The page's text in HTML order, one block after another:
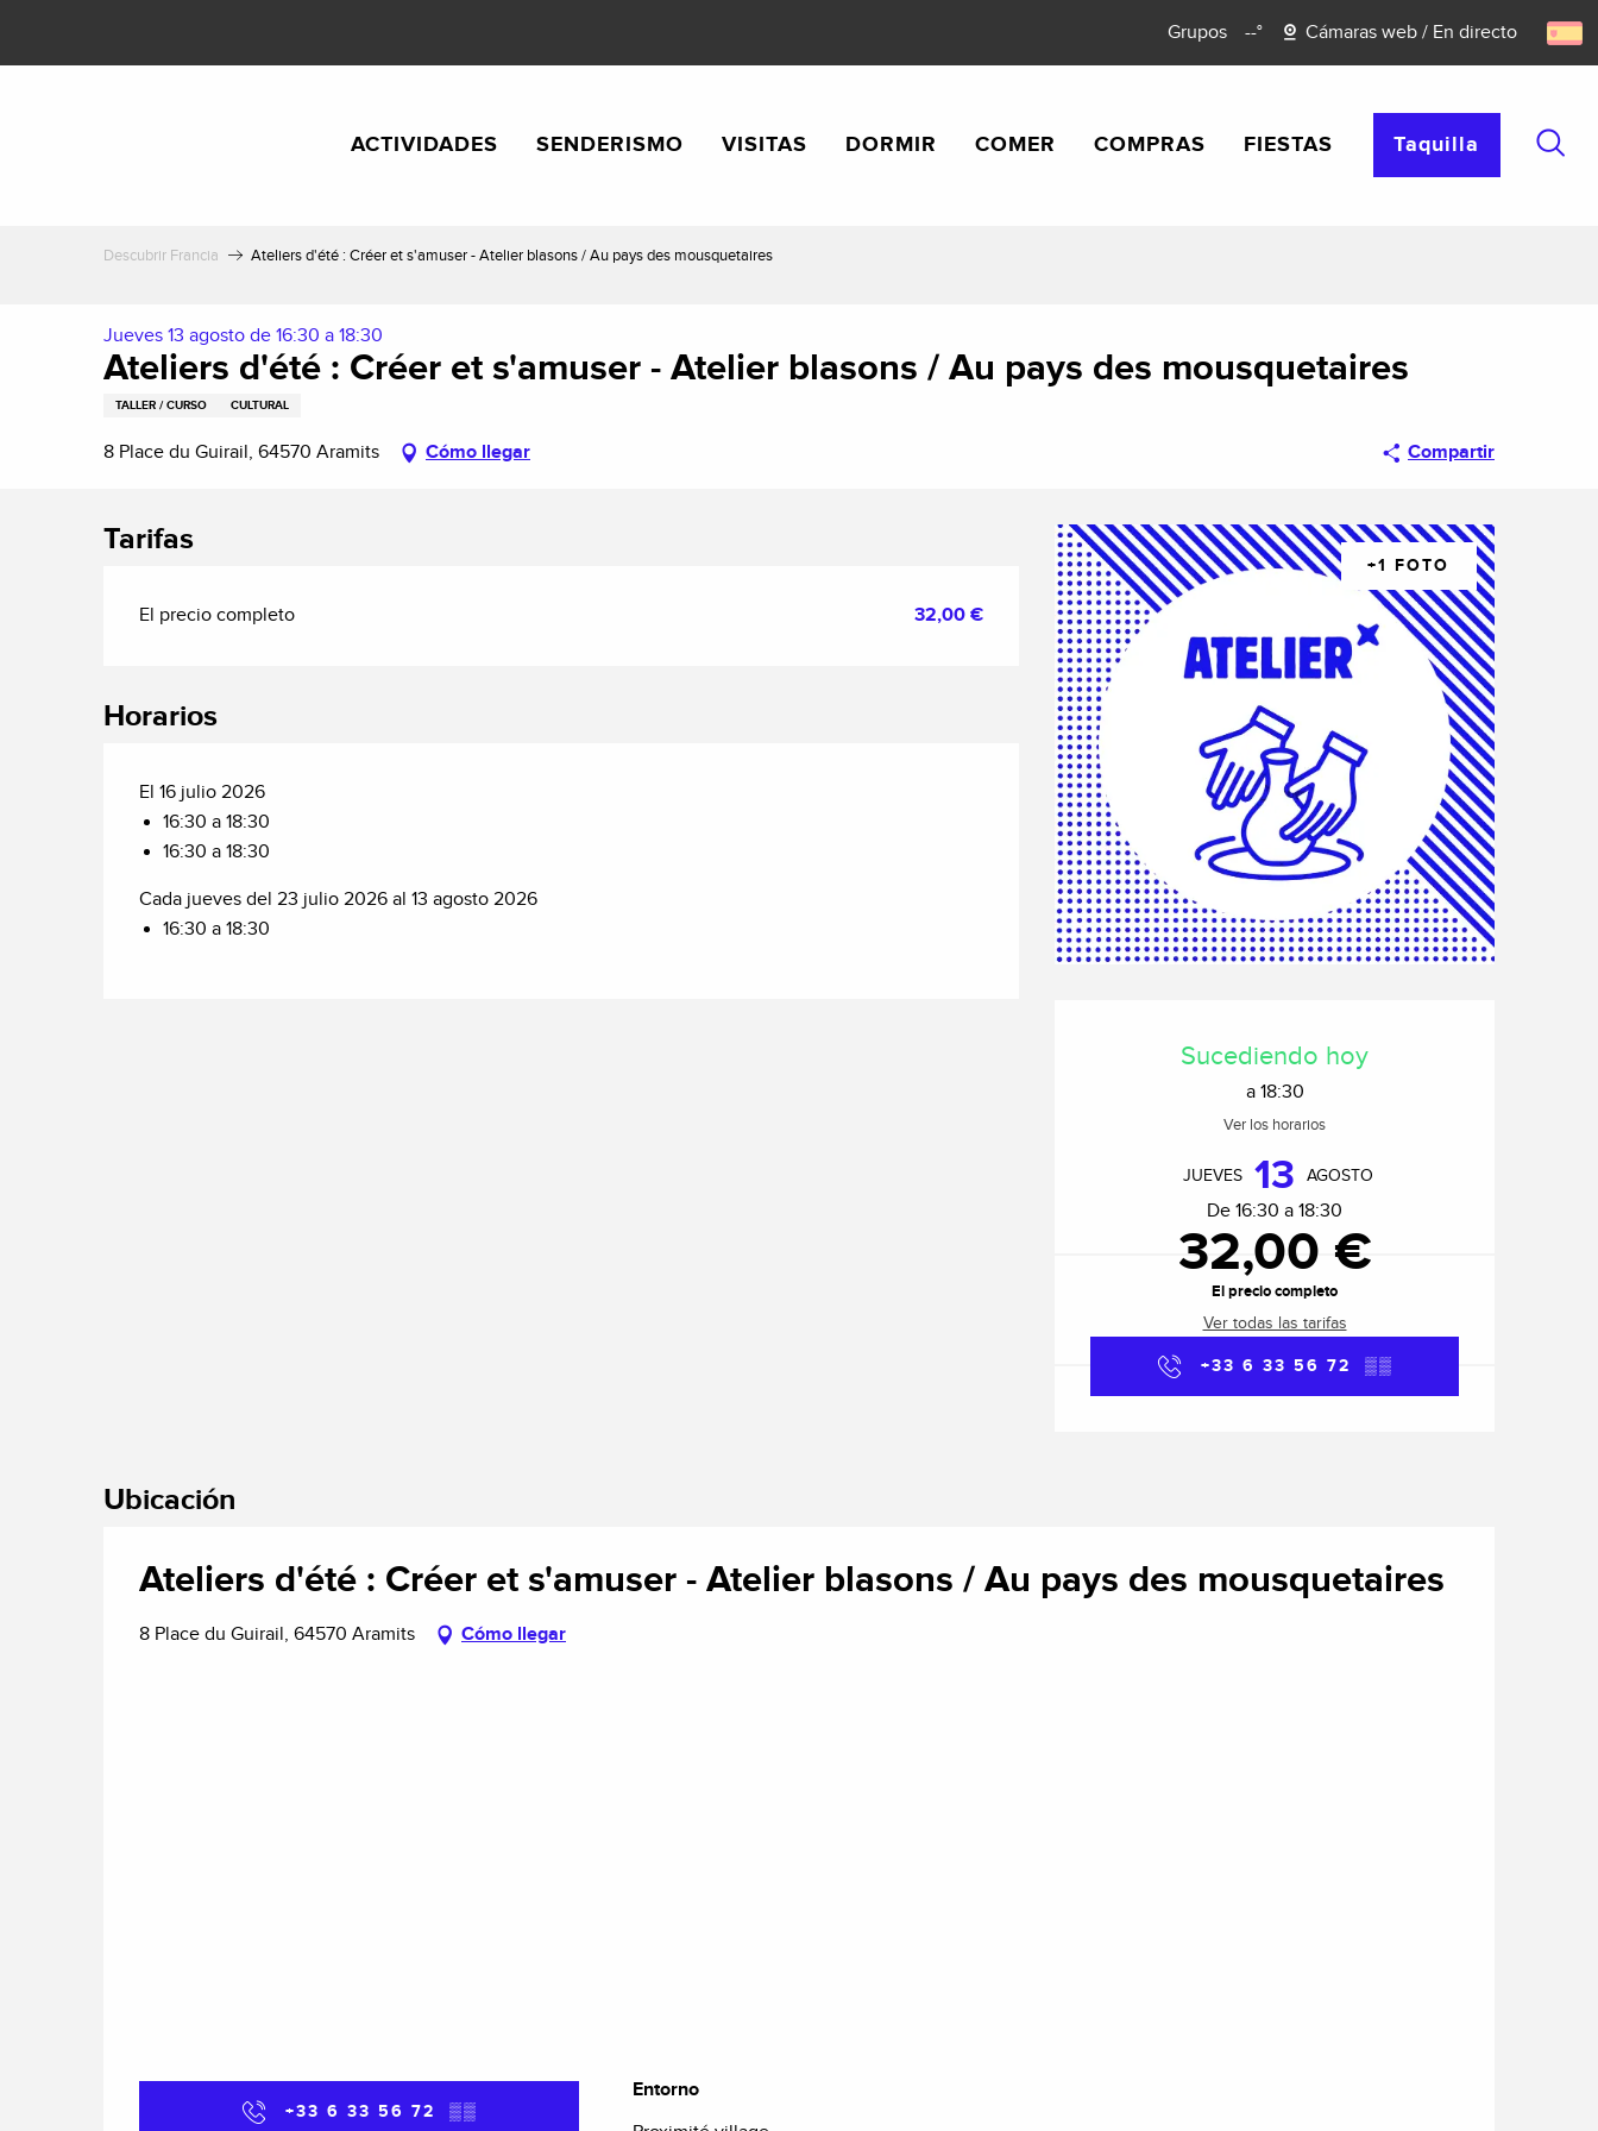
contenu
Grupos --° Cámaras web / En directo
ACTIVIDADES SENDERISMO VISITAS DORMIR COMER COMPRAS FIESTAS Taquilla
Descubrir Francia Ateliers d'été : Créer et s'amuser - Atelier blasons / Au pays des mousquetaires
Jueves 13 agosto de 16:30 a 18:30
Ateliers d'été : Créer et s'amuser - Atelier blasons / Au pays des mousquetaires
TALLER / CURSO CULTURAL
8 Place du Guirail, 64570 Aramits Cómo llegar Compartir
+1 FOTO
Sucediendo hoy
a 18:30
Ver los horarios
JUEVES 13 AGOSTO
De 16:30 a 18:30
32,00 €
El precio completo
Ver todas las tarifas
+33 6 33 56 72 ▒▒
Tarifas
El precio completo 32,00 €
Horarios
El 16 julio 2026
16:30 a 18:30
16:30 a 18:30
Cada jueves del 23 julio 2026 al 13 agosto 2026
16:30 a 18:30
Ubicación
Ateliers d'été : Créer et s'amuser - Atelier blasons / Au pays des mousquetaires
8 Place du Guirail, 64570 Aramits Cómo llegar
+33 6 33 56 72 ▒▒
Entorno
Entorno